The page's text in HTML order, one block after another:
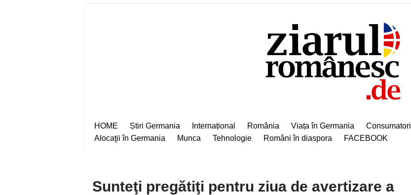
HOME Știri Germania Internațional România Viața în Germania Consumatori
Alocaţii în Germania
Munca Tehnologie Români în diaspora FACEBOOK
Sunteţi pregătiţi pentru ziua de avertizare a